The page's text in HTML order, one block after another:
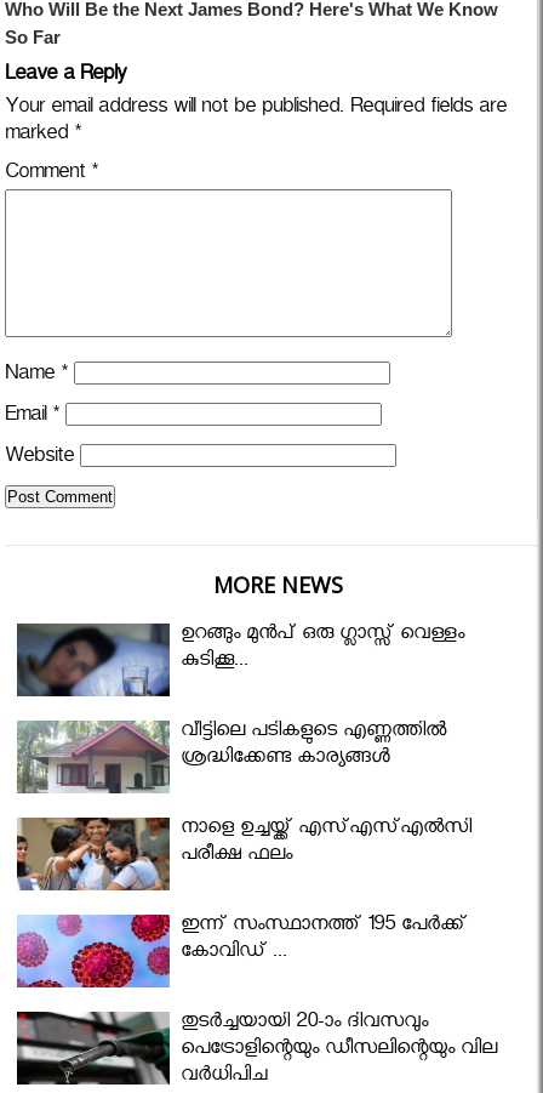
Leave a Reply
Your email address will not be published. Required fields are
marked *
Comment *
Name *
Email *
Website
MORE NEWS
ഉറങ്ങും മുന്‍പ് ഒരു ഗ്ലാസ്സ് വെള്ളം
കുടിക്കൂ...
വീട്ടിലെ പടികളുടെ എണ്ണത്തിൽ
ശ്രദ്ധിക്കേണ്ട കാര്യങ്ങൾ
നാളെ ഉച്ചയ്ക്ക് എസ്എസ്എല്‍സി
പരീക്ഷ ഫലം
ഇന്ന് സംസ്ഥാനത്ത് 195 പേര്‍ക്ക്
കോവിഡ് ...
തുടർച്ചയായി 20-ാം ദിവസവും
പെട്രോളിന്റെയും ഡീസലിന്റെയും വില
വര്‍ധിപ്പിച്ചു